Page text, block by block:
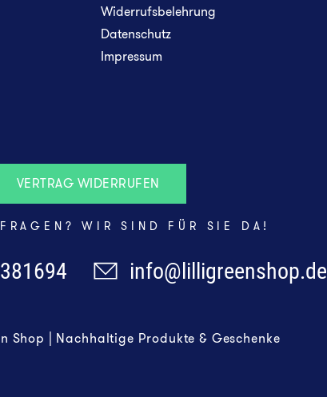
Widerrufsbelehrung
Datenschutz
Impressum
VERTRAG WIDERRUFEN
WIR SIND FÜR SIE DA!
info@lilligreenshop.de
Shop | Nachhaltige Produkte & Geschenke